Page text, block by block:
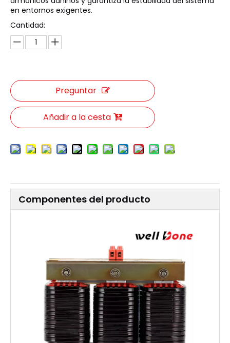
en entornos exigentes.
Cantidad:
Preguntar
Añadir a la cesta
Componentes del producto